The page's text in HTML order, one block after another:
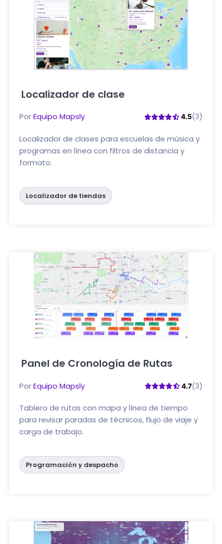
Localizador de clase
PorEquipo Mapsly 4.5(3)
Localizador de clases para escuelas de música y
programas en línea con filtros de distancia y
formato.
Localizador de tiendas
Panel de Cronología de Rutas
PorEquipo Mapsly 4.7(3)
Tablero de rutas con mapa y línea de tiempo
para revisar paradas de técnicos, flujo de viaje y
carga de trabajo.
Programación y despacho